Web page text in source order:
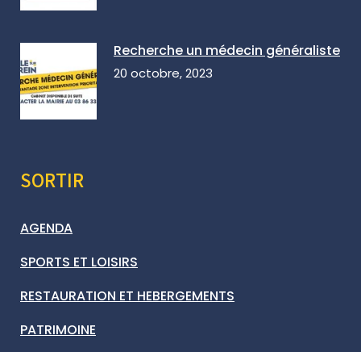
Recherche un médecin généraliste
20 octobre, 2023
SORTIR
AGENDA
SPORTS ET LOISIRS
RESTAURATION ET HEBERGEMENTS
PATRIMOINE